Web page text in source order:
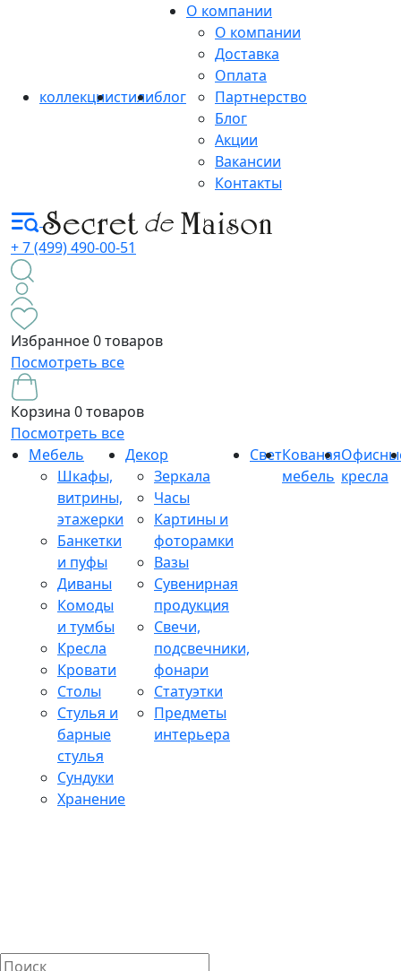
коллекциистилиблог
О компании
О компании
Доставка
Оплата
Партнерство
Блог
Акции
Вакансии
Контакты
+ 7 (499) 490-00-51
Избранное0 товаров
Посмотреть все
Корзина 0 товаров
Посмотреть все
Мебель
Шкафы,
витрины,
этажерки
Банкетки
и пуфы
Диваны
Комоды
и тумбы
Кресла
Кровати
Столы
Стулья и
барные
стулья
Сундуки
Хранение
Декор
Зеркала
Часы
Картины и
фоторамки
Вазы
Сувенирная
продукция
Свечи,
подсвечники,
фонари
Статуэтки
Предметы
интерьера
СветКованая
мебель кресла